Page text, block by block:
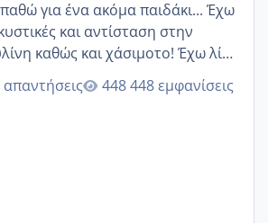
για ένα ακόμα παιδάκι... Έχω
και αντίσταση στην
καθώς και χάσιμοτο! Έχω λίγα
παραπάνω και όσο κ αν προσπαθώ
Προσπαθώ για ακόμη
απαντήσεις 448 εμφανίσεις